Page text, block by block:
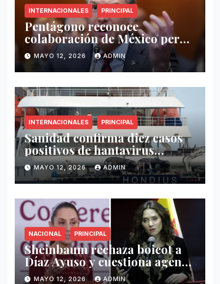
INTERNACIONALES PRINCIPAL
Pentágono reconoce
colaboración de México pero
exige mayor operatividad
antidrogas
MAYO 12, 2026 ADMIN
INTERNACIONALES PRINCIPAL
Sanidad confirma diez casos
positivos de hantavirus
vinculados al crucero MV
Hondius
MAYO 12, 2026 ADMIN
NACIONAL PRINCIPAL
Sheinbaum rechaza boicot a
Díaz Ayuso y cuestiona agenda
de funcionaria española
MAYO 12, 2026 ADMIN